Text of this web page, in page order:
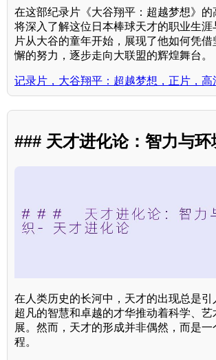
在这部纪录片《大谷翔平：超越梦想》的
将深入了解这位日本棒球天才的职业生
片从大谷的童年开始，展现了他如何凭
懈的努力，逐步走向大联盟的辉煌舞台。
记录片，大谷翔平：超越梦想，正片，高
### 天才进化论：智力与环
在人类历史的长河中，天才的出现总是引
超凡的智慧和卓越的才华推动着科学、
展。然而，天才的形成并非偶然，而是
程。